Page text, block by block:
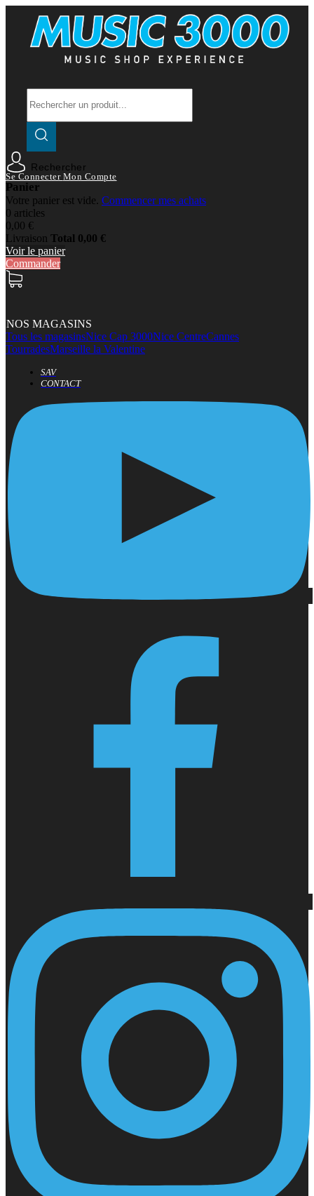
Rechercher
Se Connecter Mon Compte
Panier
Votre panier est vide. Commencer mes achats
0 articles
0,00 €
Livraison Total 0,00 €
Voir le panier
Commander
NOS MAGASINS
Tous les magasinsNice Cap 3000Nice CentreCannes
TourradesMarseille la Valentine
SAV
CONTACT